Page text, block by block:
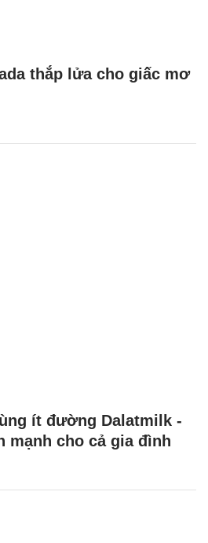
thắp lửa cho giấc mơ
ít đường Dalatmilk -
mạnh cho cả gia đình